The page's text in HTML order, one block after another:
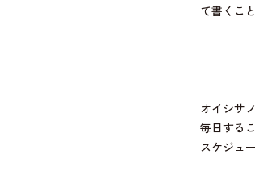
て書くこ
オイシサ
毎日する
スケジュ